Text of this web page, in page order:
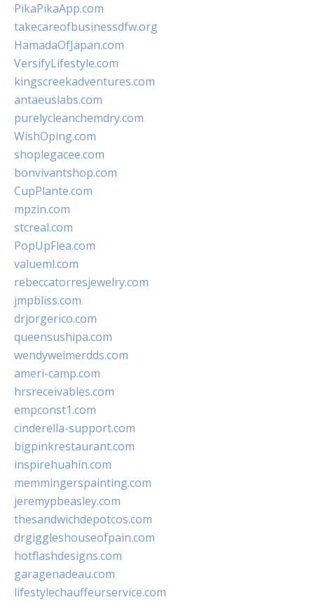
PikaPikaApp.com
takecareofbusinessdfw.org
HamadaOfJapan.com
VersifyLifestyle.com
kingscreekadventures.com
antaeuslabs.com
purelycleanchemdry.com
WishOping.com
shoplegacee.com
bonvivantshop.com
CupPlante.com
mpzin.com
stcreal.com
PopUpFlea.com
valueml.com
rebeccatorresjewelry.com
jmpbliss.com
drjorgerico.com
queensushipa.com
wendyweimerdds.com
ameri-camp.com
hrsreceivables.com
empconst1.com
cinderella-support.com
bigpinkrestaurant.com
inspirehuahin.com
memmingerspainting.com
jeremypbeasley.com
thesandwichdepotcos.com
drgiggleshouseofpain.com
hotflashdesigns.com
garagenadeau.com
lifestylechauffeurservice.com